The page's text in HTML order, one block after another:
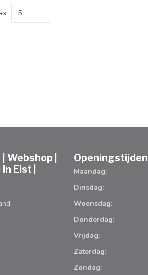
Webshop |
Elst |
Openingstijden
Maandag:
Dinsdag:
Woensdag:
Donderdag:
Vrijdag:
Zaterdag:
Zondag: